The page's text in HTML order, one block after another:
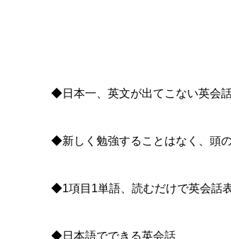
◆日本一、英文が出てこない英会話
◆新しく勉強することはなく、頭
◆1項目1単語、読むだけで英会話
◆日本語でできる英会話